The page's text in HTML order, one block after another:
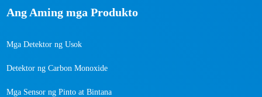
Ang Aming mga Produkto
Mga Detektor ng Usok
Detektor ng Carbon Monoxide
Mga Sensor ng Pinto at Bintana